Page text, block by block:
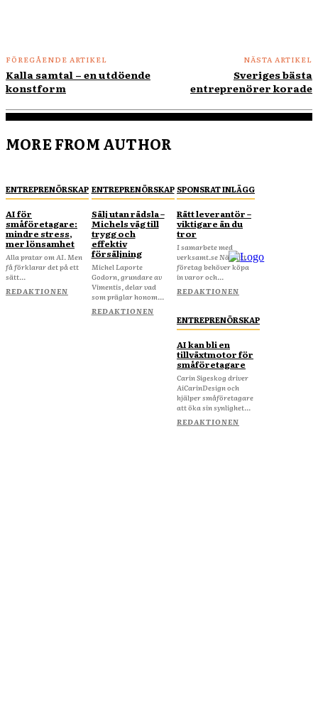
FÖREGÅENDE ARTIKEL
Kalla samtal – en utdöende
konstform
NÄSTA ARTIKEL
Sveriges bästa
entreprenörer korade
MORE FROM AUTHOR
ENTREPRENÖRSKAP
AI för
småföretagare:
mindre stress,
mer lönsamhet
Alla pratar om AI. Men
få förklarar det på ett
sätt...
REDAKTIONEN
ENTREPRENÖRSKAP
Sälj utan rädsla –
Michels väg till
trygg och
effektiv
försäljning
Michel Laporte
Godorn, grundare av
Vimentis, delar vad
som präglar honom...
REDAKTIONEN
SPONSRAT INLÄGG
Rätt leverantör –
viktigare än du
tror
I samarbete med
verksamt.se När ditt
företag behöver köpa
in varor och...
REDAKTIONEN
ENTREPRENÖRSKAP
AI kan bli en
tillväxtmotor för
småföretagare
Carin Sigeskog driver
AiCarinDesign och
hjälper småföretagare
att öka sin synlighet...
REDAKTIONEN